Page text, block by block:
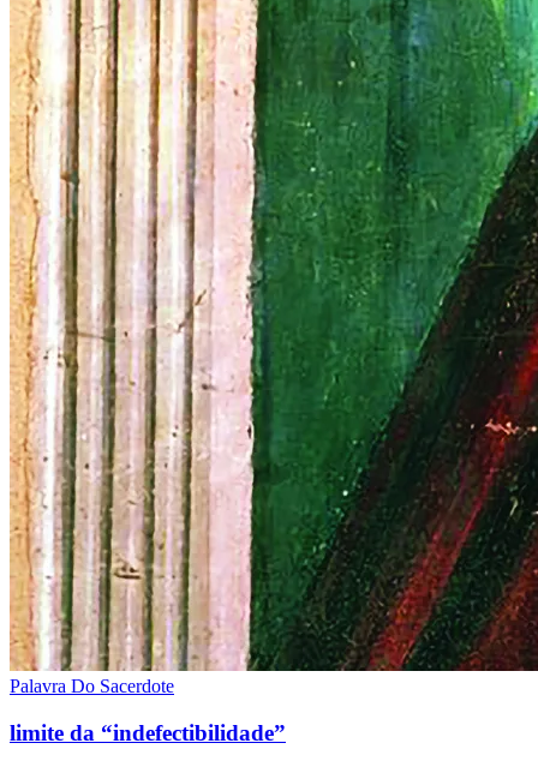
Palavra Do Sacerdote
limite da “indefectibilidade”